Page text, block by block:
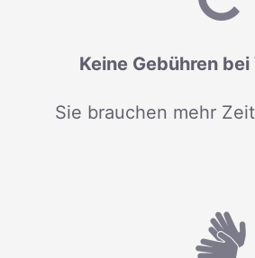
Keine Gebühren
Sie brauchen mehr